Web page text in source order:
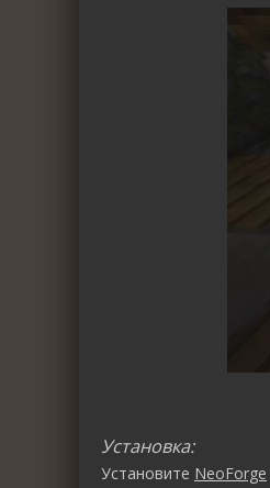
Установка:
Установите NeoForge